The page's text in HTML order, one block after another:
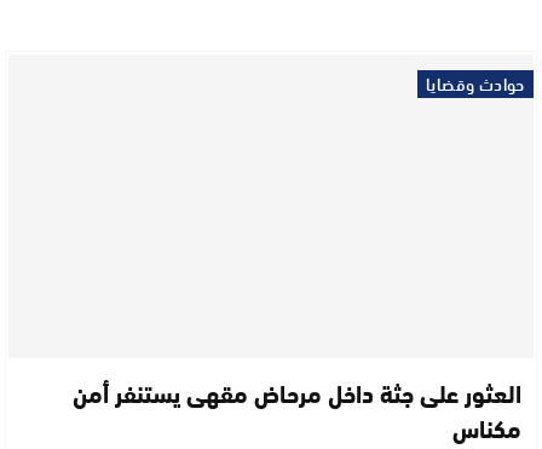
حوادث وقضايا
العثور على جثة داخل مرحاض مقهى يستنفر أمن
مكناس